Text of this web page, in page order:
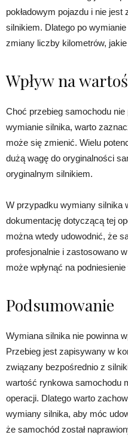
pokładowym pojazdu i nie
silnikiem. Dlatego po
zmiany liczby kilometrów,
Wpływ na
Choć przebieg samochodu
wymianie silnika, warto
może się zmienić. Wielu
dużą wagę do oryginalności
oryginalnym silnikiem.
W przypadku wymiany silnika
dokumentację dotyczącą tej
można wtedy udowodnić, że
profesjonalnie i zastosowano
może wpłynąć na
Podsumowanie
Wymiana silnika nie powinna
Przebieg jest zapisywany w
związany bezpośrednio z
wartość rynkowa samochodu
operacji. Dlatego warto
wymiany silnika, aby móc
że samochód został